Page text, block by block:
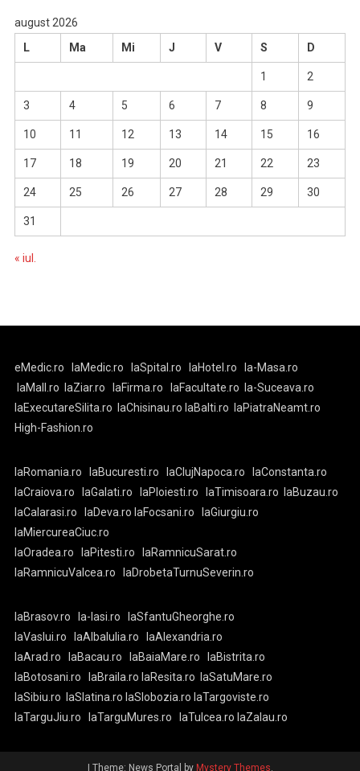
august 2026
L
Ma Mi J V S D
1 2
3 4 5 6 7 8 9
10 11 12 13 14 15 16
17 18 19 20 21 22 23
24 25 26 27 28 29 30
31
« iul.
eMedic.ro laMedic.ro laSpital.ro laHotel.ro
la-Masa.ro
laMall.ro
laZiar.ro laFirma.ro laFacultate.ro
la-Suceava.ro
laExecutareSilita.ro
laChisinau.ro laBalti.ro
laPiatraNeamt.ro
High-Fashion.ro
laRomania.ro laBucuresti.ro laClujNapoca.ro
laConstanta.ro
laCraiova.ro
laGalati.ro laPloiesti.ro laTimisoara.ro
laBuzau.ro
laCalarasi.ro
laDeva.ro laFocsani.ro
laGiurgiu.ro
laMiercureaCiuc.ro
laOradea.ro
laPitesti.ro
laRamnicuSarat.ro
laRamnicuValcea.ro
laDrobetaTurnuSeverin.ro
laBrasov.ro la-Iasi.ro
laSfantuGheorghe.ro
laVaslui.ro
laAlbaIulia.ro
laAlexandria.ro
laArad.ro
laBacau.ro laBaiaMare.ro
laBistrita.ro
laBotosani.ro
laBraila.ro laResita.ro
laSatuMare.ro
laSibiu.ro
laSlatina.ro laSlobozia.ro laTargoviste.ro
laTarguJiu.ro
laTarguMures.ro laTulcea.ro laZalau.ro
Theme: News Portal by Mystery Themes.